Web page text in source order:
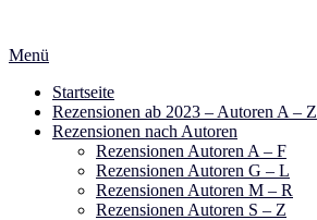
springen
Menü
Startseite
Rezensionen ab 2023 – Autoren A – Z
Rezensionen nach Autoren
Rezensionen Autoren A – F
Rezensionen Autoren G – L
Rezensionen Autoren M – R
Rezensionen Autoren S – Z